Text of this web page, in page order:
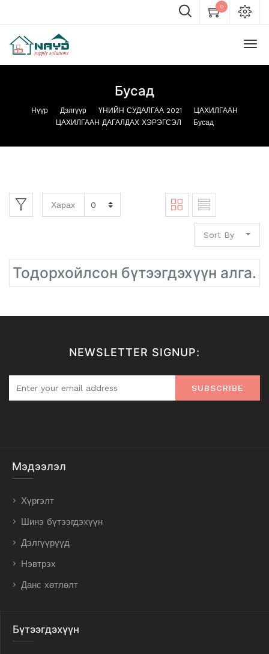
0
Бусад
Нүүр Дэлгүүр ҮНИЙН СУДАЛГАА 2021
ЦАХИЛГААН
ЦАХИЛГААН ДАГАЛДАХ ХЭРЭГСЭЛ
Бусад
Харах
Sort By
Тодорхойлсон бүтээгдэхүүн алга.
NEWSLETTER SIGNUP:
SUBSCRIBE
Мэдээлэл
Хүргэлт
Шинэ бүтээгдэхүүн
Дэлгүүрүүд
Нэвтрэх
Данс хөтлөлт
Бүтээгдэхүүн